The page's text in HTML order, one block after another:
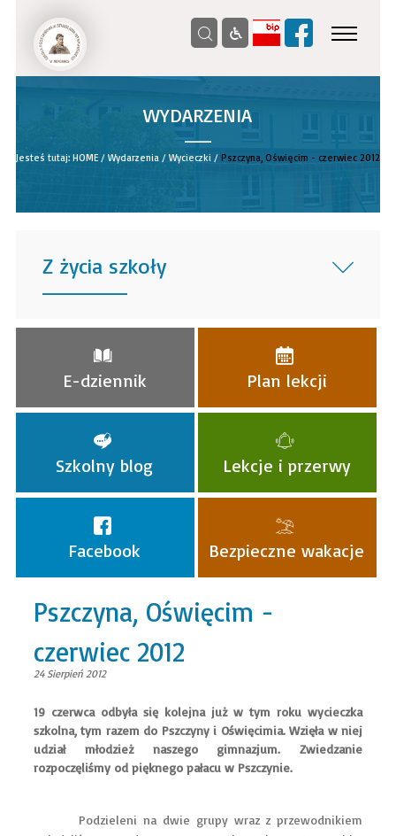
WYDARZENIA
__
Jesteś tutaj: HOME/ Wydarzenia/ Wycieczki/ Pszczyna, Oświęcim - czerwiec 2012
Z życia szkoły
______
E-dziennik Plan lekcji
Szkolny blog Lekcje i przerwy
Facebook Bezpieczne wakacje
Pszczyna, Oświęcim -
czerwiec 2012
24 Sierpień 2012
19 czerwca odbyła się kolejna już w tym roku wycieczka
szkolna, tym razem do Pszczyny i Oświęcimia. Wzięła w niej
udział młodzież naszego gimnazjum. Zwiedzanie
rozpoczęliśmy od pięknego pałacu w Pszczynie.
Podzieleni na dwie grupy wraz z przewodnikiem